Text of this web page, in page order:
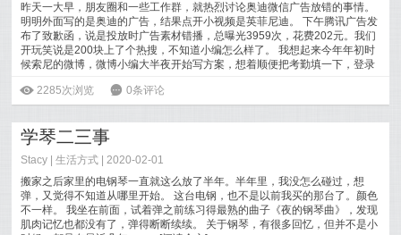
昨天一大早，朋友圈和一些工作群，就热烈讨论奥迪微信广告放错的事情。
明明外面写的是奥迪的广告，结果点开小视频是英菲尼迪。 下午腾讯广告发
布了致歉函，说是投放时广告素材错播，总曝光3959次，花费202元。我们
开玩笑说是200块上了个热搜，不知道小编怎么样了。 我想起来今年年初时
候索尼的微博，微博小编大半夜开始写方案，想着顺便把考勤填一下，登录
ė 2285次浏览 6 0条评论
学琴二三事
Stacy |生活方式 | 2020-02-01
搬家之后家里的电钢琴一直就这么放了半年。半年里，我没怎么碰过，想
弹，又觉得不知道从哪里开始。 这台电钢，也不是以前我买的那台了。颜色
不一样。 我坐在前面，试着弹之前练习得最熟的曲子《夜的钢琴曲》，发现
肌肉记忆也都没有了，弹得断断续续。 关于钢琴，有很多回忆，但并不是小